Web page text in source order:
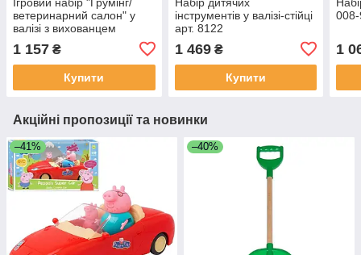
ветеринарний салон" у
валізі з вихованцем
(собачка) арт. 008-980-3
1 157 ₴
Купити
інструментів у валізі-стійці
арт. 8122
1 469₴
Купити
1
Акційні пропозиції та новинки
–41% –40%